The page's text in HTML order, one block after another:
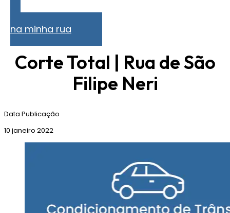
na minha rua
Corte Total | Rua de São
Filipe Neri
Data Publicação
10 janeiro 2022